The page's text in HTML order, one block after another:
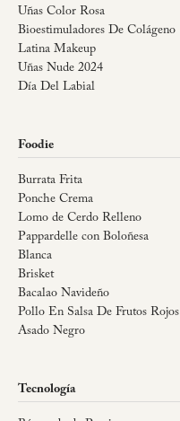
Uñas Color Rosa
Bioestimuladores De Colágeno
Latina Makeup
Uñas Nude 2024
Día Del Labial
Foodie
Burrata Frita
Ponche Crema
Lomo de Cerdo Relleno
Pappardelle con Boloñesa
Blanca
Brisket
Bacalao Navideño
Pollo En Salsa De Frutos Rojos
Asado Negro
Tecnología